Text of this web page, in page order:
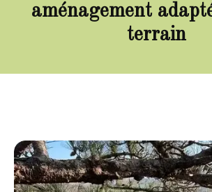
aménagement
terrain